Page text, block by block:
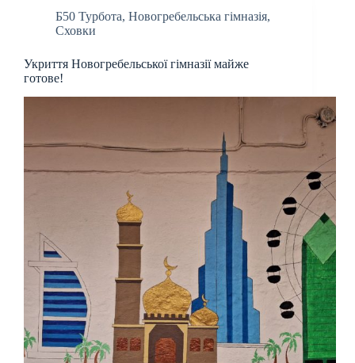
Б50 Турбота, Новогребельська гімназія,
Сховки
Укриття Новогребельської гімназії майже
готове!